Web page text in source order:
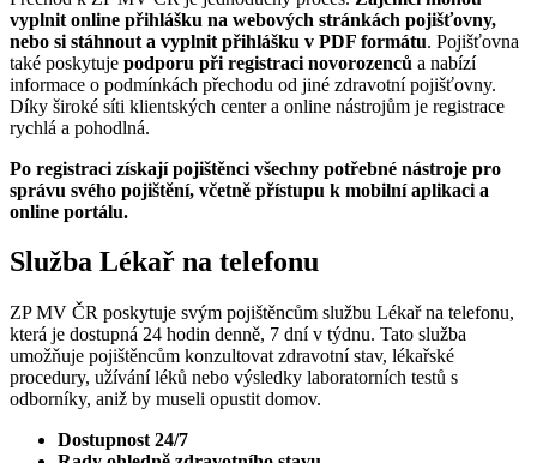
vyplnit online přihlášku na webových stránkách pojišťovny,
nebo si stáhnout a vyplnit přihlášku v PDF formátu. Pojišťovna
také poskytuje podporu při registraci novorozenců a nabízí
informace o podmínkách přechodu od jiné zdravotní pojišťovny.
Díky široké síti klientských center a online nástrojům je registrace
rychlá a pohodlná.
Po registraci získají pojištěnci všechny potřebné nástroje pro
správu svého pojištění, včetně přístupu k mobilní aplikaci a
online portálu.
Služba Lékař na telefonu
ZP MV ČR poskytuje svým pojištěncům službu Lékař na telefonu,
která je dostupná 24 hodin denně, 7 dní v týdnu. Tato služba
umožňuje pojištěncům konzultovat zdravotní stav, lékařské
procedury, užívání léků nebo výsledky laboratorních testů s
odborníky, aniž by museli opustit domov.
Dostupnost 24/7